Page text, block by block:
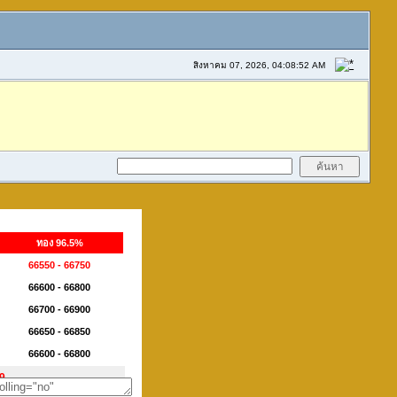
สิงหาคม 07, 2026, 04:08:52 AM